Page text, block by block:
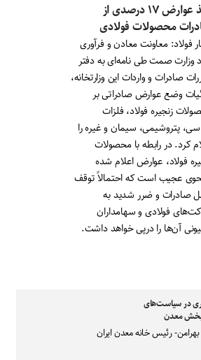
اخذ عوارض ۱۷ درصدی از
محصولات فولادی
فولاد: معاونت معادن و فرآوری
وزارت صمت طی نامه‌ای به دفتر
صادرات و واردات این وزارتخانه،
وضع عوارض صادراتی بر
زنجیره فولاد، فلزات
پتروشیمی، سیمان و غیره را
کرد. در رابطه با محصولات
فولاد، عوارض اعلام شده
عجیب است که احتمالاً توقف
صادرات و ضرر شدید به
فولادی و سهامداران
آن‌ها را درپی خواهد داشت.
در سیاست‌های
معدن
رئیس خانه معدن ایران